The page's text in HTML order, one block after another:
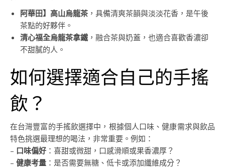
阿華田】高山烏龍茶 ，具備清爽茶韻與淡淡花香，是午後
茶點的好夥伴。
清心福全烏龍茶拿鐵 ，融合茶與奶蓋，也適合喜歡香濃卻
不甜膩的人。
如何選擇適合自己的手搖
飲？
在台灣豐富的手搖飲選擇中，根據個人口味、健康需求與飲品
特色挑選最理想的喝法，非常重要。例如：
– 口味偏好 ：喜甜或微甜，口感滑順或果香濃厚？
– 健康考量 ：是否需要無糖、低卡或添加纖維成分？